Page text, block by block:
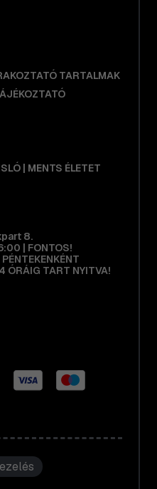
TARTALMAK
| MENTS ÉLETET
8.
| FONTOS!
ÓRÁIG TART NYITVA!